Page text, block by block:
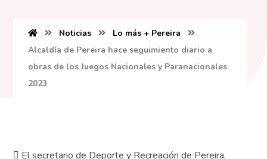
Noticias
Lo más + Pereira
Alcaldía de Pereira hace seguimiento diario a
obras de los Juegos Nacionales y Paranacionales
2023
 El secretario de Deporte y Recreación de Pereira,